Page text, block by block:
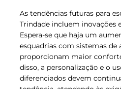
As tendências futuras para
Trindade incluem inovações
Espera-se que haja um
esquadrias com sistemas de
proporcionam maior
disso, a personalização e o
diferenciados devem